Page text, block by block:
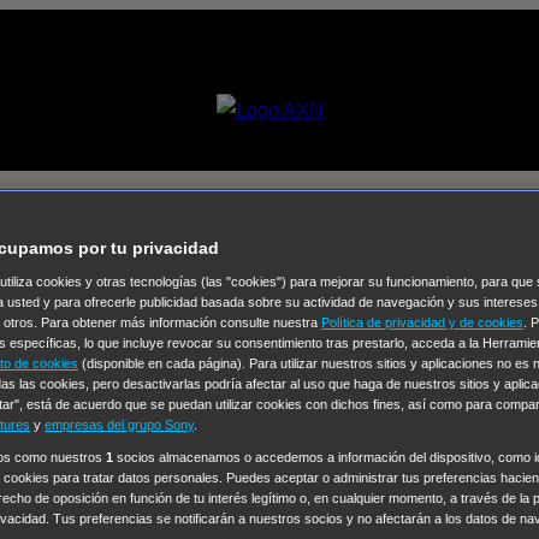
Selecciona un
Colección de Videos
Operación: Huracán House of Cards Despedida Salvaje
Cinco en familia Hudson & Rex Diez libras y un sueño Mr
y Lola High Country Los casos de Susan Ryeland: Moonflower
Libre de Culpa Morbius NCIS: Nueva Orleans Pandora En
Chicago Fire Monarch Circuito cerrado Alert: Unidad de
por tu privacidad
cookies y otras tecnologías (las "cookies") para mejorar su funcionamiento, para que
usted y para ofrecerle publicidad basada sobre su actividad de navegación y sus
otros. Para obtener más información consulte nuestra Política de privacidad y de cookies .
específicas, lo que incluye revocar su consentimiento tras prestarlo, acceda a la
de cookies (disponible en cada página). Para utilizar nuestros sitios y aplicaciones no es
las cookies, pero desactivarlas podría afectar al uso que haga de nuestros sitios y
está de acuerdo que se puedan utilizar cookies con dichos fines, así como para
y empresas del grupo Sony.
como nuestros 1 socios almacenamos o accedemos a información del dispositivo, como
para tratar datos personales. Puedes aceptar o administrar tus preferencias
de oposición en función de tu interés legítimo o, en cualquier momento, a través de la
Tus preferencias se notificarán a nuestros socios y no afectarán a los datos de